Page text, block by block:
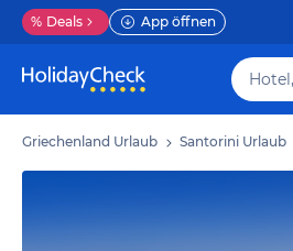
% Deals App öffnen
Griechenland Urlaub Santorini Urlaub